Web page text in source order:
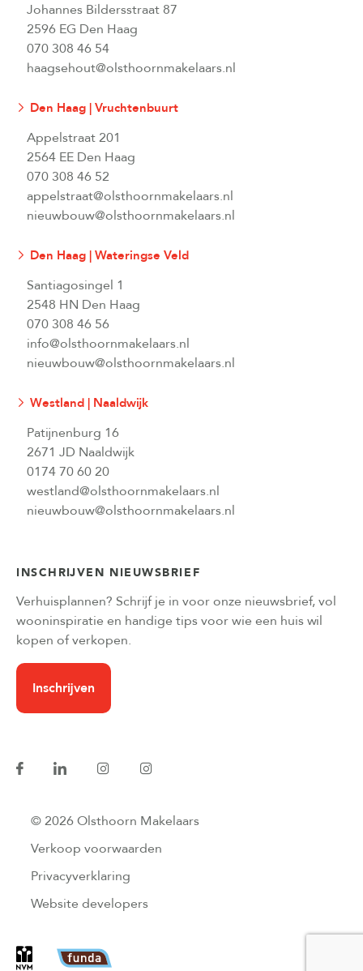
Johannes Bildersstraat 87
2596 EG Den Haag
070 308 46 54
haagsehout@olsthoornmakelaars.nl
Den Haag | Vruchtenbuurt
Appelstraat 201
2564 EE Den Haag
070 308 46 52
appelstraat@olsthoornmakelaars.nl
nieuwbouw@olsthoornmakelaars.nl
Den Haag | Wateringse Veld
Santiagosingel 1
2548 HN Den Haag
070 308 46 56
info@olsthoornmakelaars.nl
nieuwbouw@olsthoornmakelaars.nl
Westland | Naaldwijk
Patijnenburg 16
2671 JD Naaldwijk
0174 70 60 20
westland@olsthoornmakelaars.nl
nieuwbouw@olsthoornmakelaars.nl
INSCHRIJVEN NIEUWSBRIEF
Verhuisplannen? Schrijf je in voor onze nieuwsbrief, vol
wooninspiratie en handige tips voor wie een huis wil
kopen of verkopen.
Inschrijven
© 2026 Olsthoorn Makelaars
Verkoop voorwaarden
Privacyverklaring
Website developers